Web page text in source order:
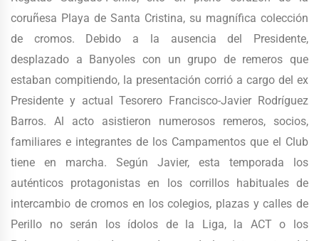
coruñesa Playa de Santa Cristina, su magnífica colección
de cromos. Debido a la ausencia del Presidente,
desplazado a Banyoles con un grupo de remeros que
estaban compitiendo, la presentación corrió a cargo del ex
Presidente y actual Tesorero Francisco-Javier Rodríguez
Barros. Al acto asistieron numerosos remeros, socios,
familiares e integrantes de los Campamentos que el Club
tiene en marcha. Según Javier, esta temporada los
auténticos protagonistas en los corrillos habituales de
intercambio de cromos en los colegios, plazas y calles de
Perillo no serán los ídolos de la Liga, la ACT o los